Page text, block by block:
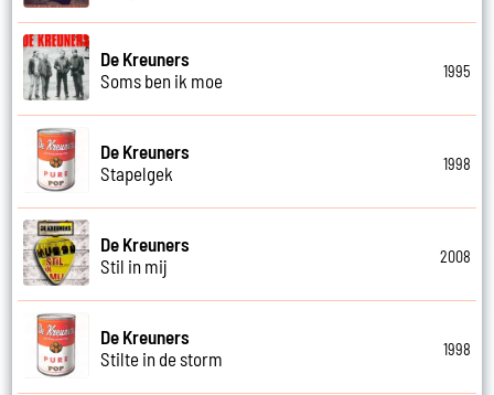
De Kreuners
Soms ben ik moe
1995
De Kreuners
Stapelgek
1998
De Kreuners
Stil in mij
2008
De Kreuners
Stilte in de storm
1998